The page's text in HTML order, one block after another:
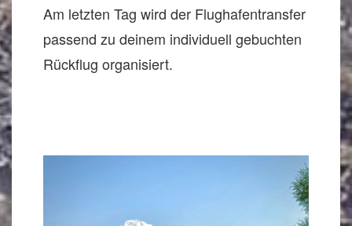
Am letzten Tag wird der Flughafentransfer
passend zu deinem individuell gebuchten
Rückflug organisiert.